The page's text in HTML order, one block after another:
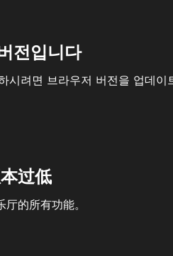
전입니다
시려면 브라우저 버전을 업데이
过低
的所有功能。